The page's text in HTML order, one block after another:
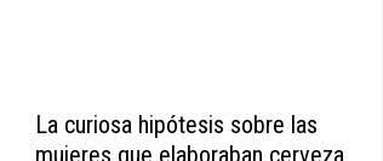
La curiosa hipótesis sobre las
mujeres que elaboraban cerveza